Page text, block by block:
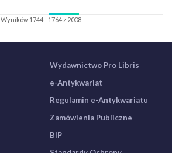
Wyników 1744 - 1764 z 2008
Wydawnictwo Pro Libris
e-Antykwariat
Regulamin e-Antykwariatu
Zamówienia Publiczne
BIP